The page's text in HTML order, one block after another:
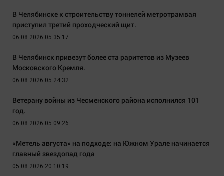
В Челябинске к строительству тоннелей метротрамвая
приступил третий проходческий щит.
06.08.2026 05:35:17
В Челябинск привезут более ста раритетов из Музеев
Московского Кремля.
06.08.2026 05:24:32
Ветерану войны из Чесменского района исполнился 101
год.
06.08.2026 05:09:26
«Метель августа» на подходе: на Южном Урале начинается
главный звездопад года
05.08.2026 20:10:19